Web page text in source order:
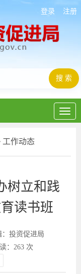
登录 注册
工作动态
树立和践
读书班
：投资促进局
： 263次